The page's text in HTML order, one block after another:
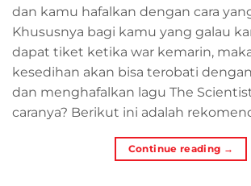
dan kamu hafalkan dengan cara
Khususnya bagi kamu yang galau
dapat tiket ketika war kemarin,
kesedihan akan bisa terobati
dan menghafalkan lagu The
caranya? Berikut ini adalah
Continue reading →